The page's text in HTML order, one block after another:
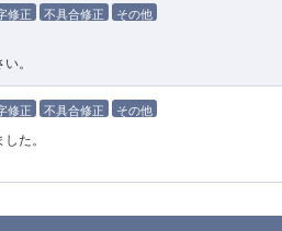
修正 不具合修正 その他
。
修正 不具合修正 その他
た。